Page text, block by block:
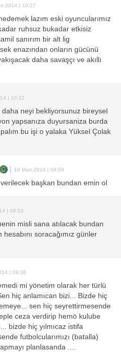
2014 | 10:27
lazım eski oyuncularımız
ruhsuz bukadar etkisiz
sanırım bir alt lig
enazından onların gücünü
daha savaşçı ve akıllı
| 10:22
neyi bekliyorsunuz bireysel
yapsanıza duyursaniza burda
bu işi o yalaka Yüksel Çolak
| 18 Mart 2014 | 09:59
başkan bundan emin ol
| 09:53
misli sana atılacak bundan
soracağımız günler
| 09:38
mi yönetim olarak her türlü
hiç anlamıcan bizi... Bizde hiç
sen hiç seyrettirmesende
ceza verdirip hemö kulube
bizde hiç yılmıcaz istifa
futbolcularımızı (batalla)
planlasanda ....